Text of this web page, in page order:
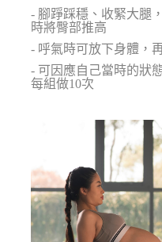
- 腳踭踩穩、收緊大腿
時將臀部推高
- 呼氣時可放下身體，
- 可因應自己當時的狀
每組做10次